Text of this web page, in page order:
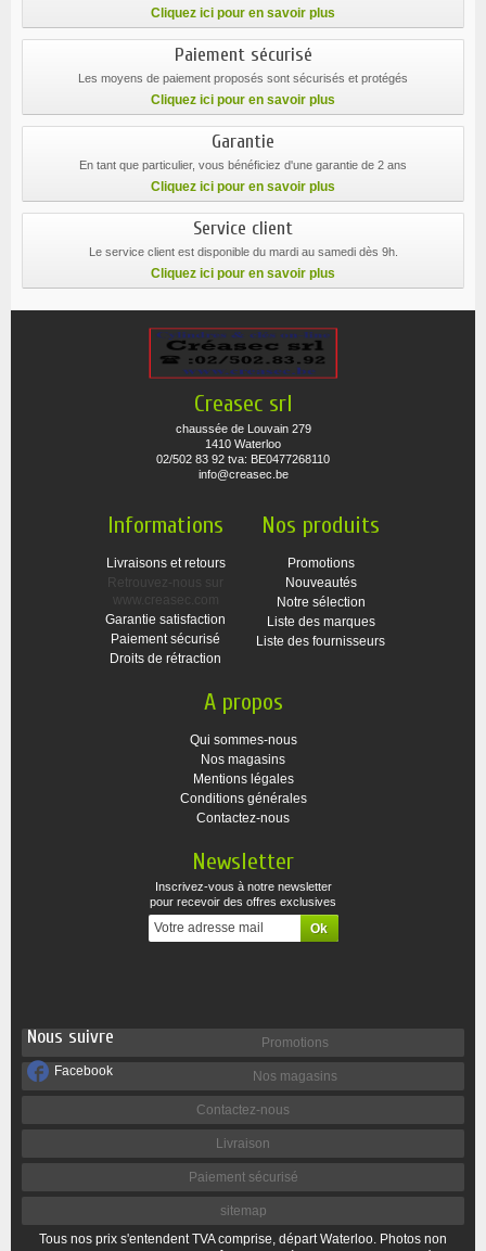
Cliquez ici pour en savoir plus
Paiement sécurisé
Les moyens de paiement proposés sont sécurisés et protégés
Cliquez ici pour en savoir plus
Garantie
En tant que particulier, vous bénéficiez d'une garantie de 2 ans
Cliquez ici pour en savoir plus
Service client
Le service client est disponible du mardi au samedi dès 9h.
Cliquez ici pour en savoir plus
Creasec srl
chaussée de Louvain 279
1410 Waterloo
02/502 83 92 tva: BE0477268110
info@creasec.be
Informations
Livraisons et retours
Retrouvez-nous sur
www.creasec.com
Garantie satisfaction
Paiement sécurisé
Droits de rétraction
Nos produits
Promotions
Nouveautés
Notre sélection
Liste des marques
Liste des fournisseurs
A propos
Qui sommes-nous
Nos magasins
Mentions légales
Conditions générales
Contactez-nous
Newsletter
Inscrivez-vous à notre newsletter
pour recevoir des offres exclusives
Nous suivre
Facebook
Promotions
Nos magasins
Contactez-nous
Livraison
Paiement sécurisé
sitemap
Tous nos prix s'entendent TVA comprise, départ Waterloo. Photos non